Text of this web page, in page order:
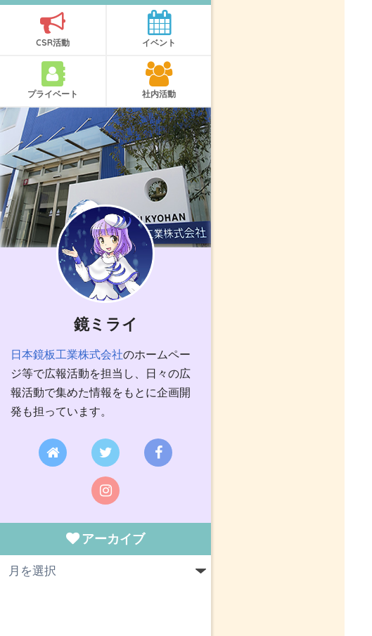
CSR活動 イベント
プライベート 社内活動
鏡ミライ
日本鏡板工業株式会社のホームペー
ジ等で広報活動を担当し、日々の広
報活動で集めた情報をもとに企画開
発も担っています。
アーカイブ